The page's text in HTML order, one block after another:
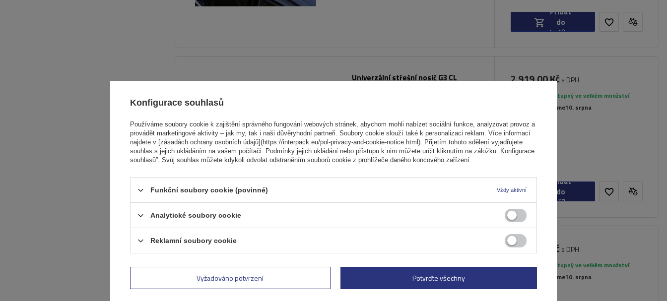
Přidat
do
košíku
Univerzální střešní nosič G3 CL
2 919,00 Kč s DPH
Produkt dostupný ve velkém množství
Již nyní zašleme10. srpna
Přidat
do
košíku
lyžiny
3 869,00 Kč s DPH
Produkt dostupný ve velkém množství
Již nyní zašleme10. srpna
Konfigurace souhlasů
Používáme soubory cookie k zajištění správného fungování webových stránek, abychom mohli nabízet sociální funkce, analyzovat provoz a
provádět marketingové aktivity – jak my, tak i naši důvěryhodní partneři. Soubory cookie slouží také k personalizaci reklam. Více informací
najdete v [zásadách ochrany osobních údajů](https://interpack.eu/pol-privacy-and-cookie-notice.html). Přijetím tohoto sdělení vyjadřujete
souhlas s jejich ukládáním na vašem počítači. Podmínky jejich ukládání nebo přístupu k nim můžete určit kliknutím na záložku „Konfigurace
souhlasů”. Svůj souhlas můžete kdykoli odvolat odstraněním souborů cookie z prohlížeče daného koncového zařízení.
Funkční soubory cookie (povinné) Vždy aktivní
Analytické soubory cookie
Reklamní soubory cookie
Vyžadováno potvrzení Potvrďte všechny